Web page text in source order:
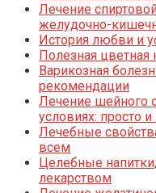
Лечение
желудочно-
История любви и
Полезная
Варикозная
рекомендации
Лечение шейного
условиях: просто
Лечебные
всем
Целебные
лекарством